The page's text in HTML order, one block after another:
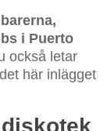
i Puerto
också letar
här inlägget